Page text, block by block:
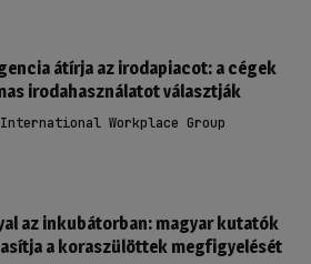
átírja az irodapiacot: a cégek
irodahasználatot választják
International Workplace Group
az inkubátorban: magyar kutatók
a koraszülöttek megfigyelését